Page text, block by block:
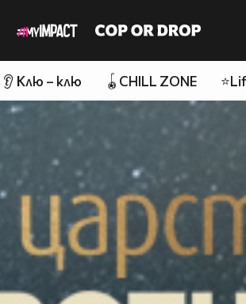
👂 Клю – клю 🪀CHILL ZONE